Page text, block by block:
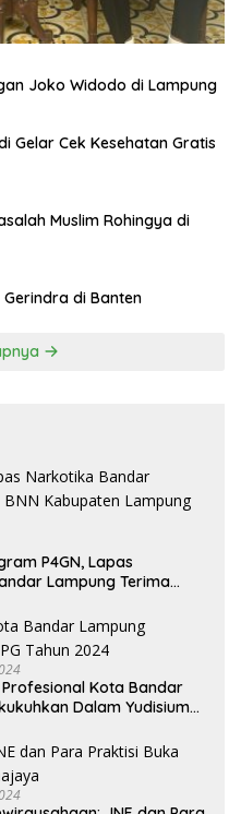
Joko Widodo di Lampung
Gelar Cek Kesehatan Gratis
Muslim Rohingya di
di Banten
P4GN, Lapas
Lampung Terima
Profesional Kota Bandar
Dalam Yudisium